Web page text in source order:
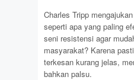
Charles Tripp
seperti apa yang paling
seni resistensi agar
masyarakat? Karena
terkesan kurang jelas,
bahkan palsu.